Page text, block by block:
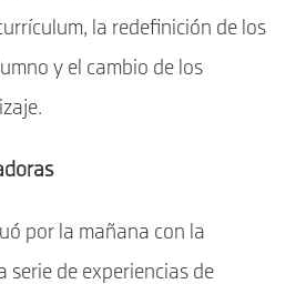
la redefinición de los
y el cambio de los
por la mañana con la
serie de experiencias de